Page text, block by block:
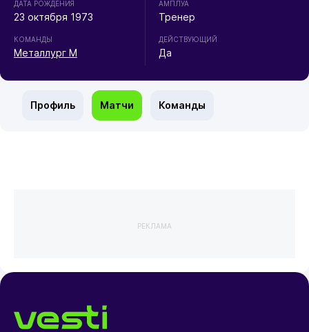
ДАТА РОЖДЕНИЯ
23 октября 1973
КОМАНДЫ
Металлург М
АМПЛУА
Тренер
ДЕЙСТВУЮЩИЙ
Да
Профиль Матчи Команды
РЕКЛАМА